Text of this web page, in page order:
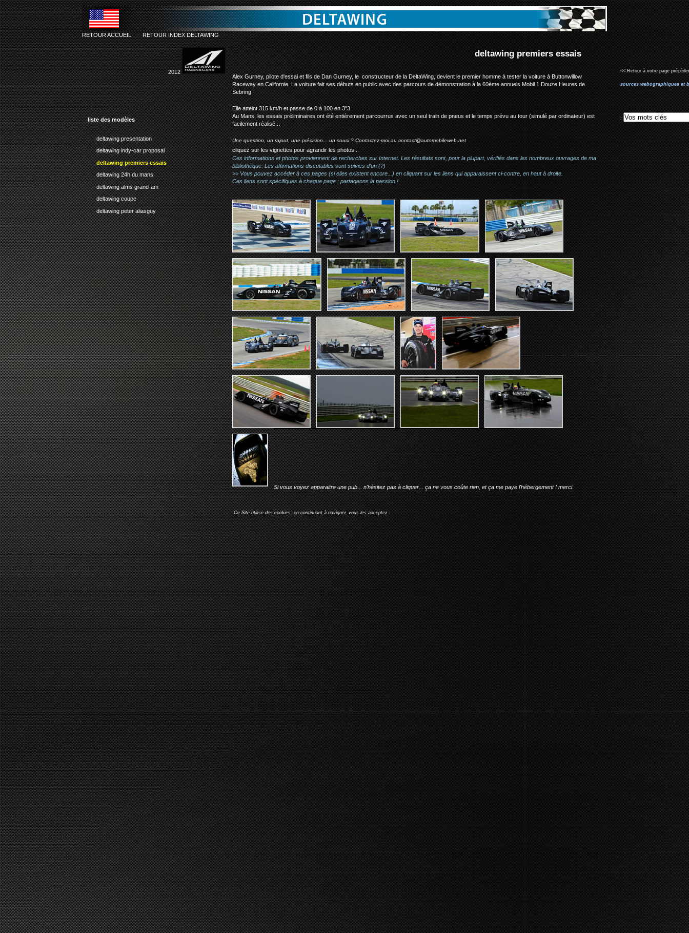
liste des modèles
deltawing presentation
deltawing indy-car proposal
deltawing premiers essais
deltawing 24h du mans
deltawing alms grand-am
deltawing coupe
deltawing peter aliasguy
deltawing premiers essais
RETOUR ACCUEIL-RETOUR INDEX DELTAWING
2012
Alex Gurney, pilote d'essai et fils de Dan Gurney, le constructeur de la DeltaWing, devient le premier homme à tester la voiture à Buttonwillow
Raceway en Californie. La voiture fait ses débuts en public avec des parcours de démonstration à la 60ème annuels Mobil 1 Douze Heures de
Sebring.
Elle atteint 315 km/h et passe de 0 à 100 en 3"3.
Au Mans, les essais préliminaires ont été entièrement parcourrus avec un seul train de pneus et le temps prévu au tour (simulé par ordinateur) est
facilement réalisé...
Une question, un rajout, une précision... un souci ? Contactez-moi au contact@automobileweb.net
cliquez sur les vignettes pour agrandir les photos...
Ces informations et photos proviennent de recherches sur Internet. Les résultats sont, pour la plupart, vérifiés dans les nombreux ouvrages de ma
bibliothèque. Les affirmations discutables sont suivies d'un (?)
>> Vous pouvez accéder à ces pages (si elles existent encore...) en cliquant sur les liens qui apparaissent ci-contre, en haut à droite.
Ces liens sont spécifiques à chaque page : partageons la passion !
Si vous voyez apparaitre une pub... n'hésitez pas à cliquer... ça ne vous coûte rien, et ça me paye l'hébergement ! merci.
Ce Site utilise des cookies, en continuant à naviguer, vous les acceptez
<< Retour à votre page
sources webographiques et
: